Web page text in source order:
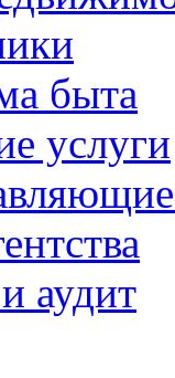
быта
услуги
аудит